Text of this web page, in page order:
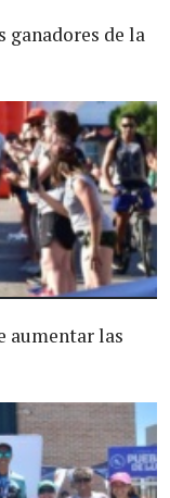
ganadores de la
aumentar las